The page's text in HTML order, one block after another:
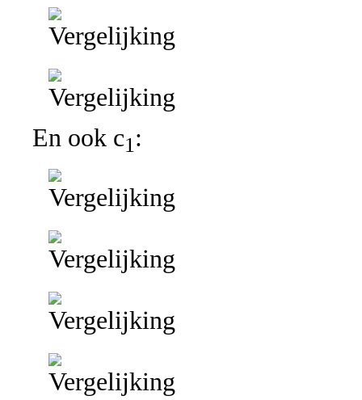
En ook c1 :